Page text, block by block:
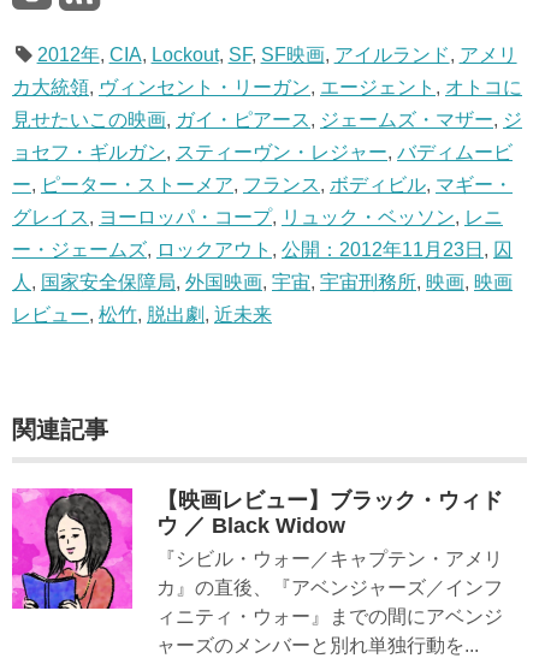
2012年, CIA, Lockout, SF, SF映画, アイルランド, アメリ
カ大統領, ヴィンセント・リーガン, エージェント , オトコに
見せたいこの映画, ガイ・ピアース, ジェームズ・マザー, ジ
ョセフ・ギルガン, スティーヴン・レジャー, バディムービ
ー, ピーター・ストーメア, フランス, ボディビル, マギー・
グレイス, ヨーロッパ・コープ, リュック・ベッソン, レニ
ー・ジェームズ, ロックアウト , 公開：2012年11月23日 , 囚
人 , 国家安全保障局, 外国映画, 宇宙, 宇宙刑務所, 映画, 映画
レビュー, 松竹, 脱出劇 , 近未来
関連記事
【映画レビュー】ブラック・ウィド
ウ ／ Black Widow
『シビル・ウォー／キャプテン・アメリ
カ』の直後、『アベンジャーズ／インフ
ィニティ・ウォー』までの間にアベンジ
ャーズのメンバーと別れ単独行動を...